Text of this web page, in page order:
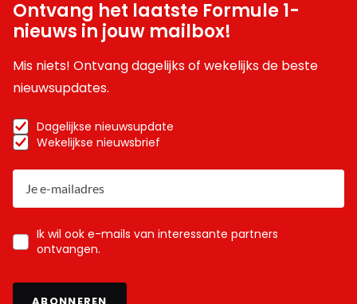
Ontvang het laatste Formule 1-
nieuws in jouw mailbox!
Mis niets! Ontvang dagelijks of wekelijks de beste
nieuwsupdates.
Dagelijkse nieuwsupdate
Wekelijkse nieuwsbrief
Ik wil ook e-mails van interessante partners
ontvangen.